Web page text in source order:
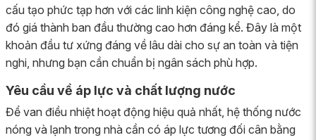
cấu tạo phức tạp hơn với các linh kiện công nghệ cao, do
đó giá thành ban đầu thường cao hơn đáng kể. Đây là một
khoản đầu tư xứng đáng về lâu dài cho sự an toàn và tiện
nghi, nhưng bạn cần chuẩn bị ngân sách phù hợp.
Yêu cầu về áp lực và chất lượng nước
Để van điều nhiệt hoạt động hiệu quả nhất, hệ thống nước
nóng và lạnh trong nhà cần có áp lực tương đối cân bằng